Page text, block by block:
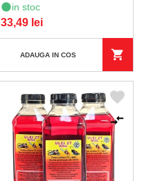
in stoc
33,49 lei
ADAUGA IN COS